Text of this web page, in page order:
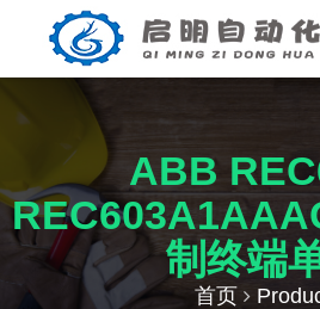
ABB
制终端
首页